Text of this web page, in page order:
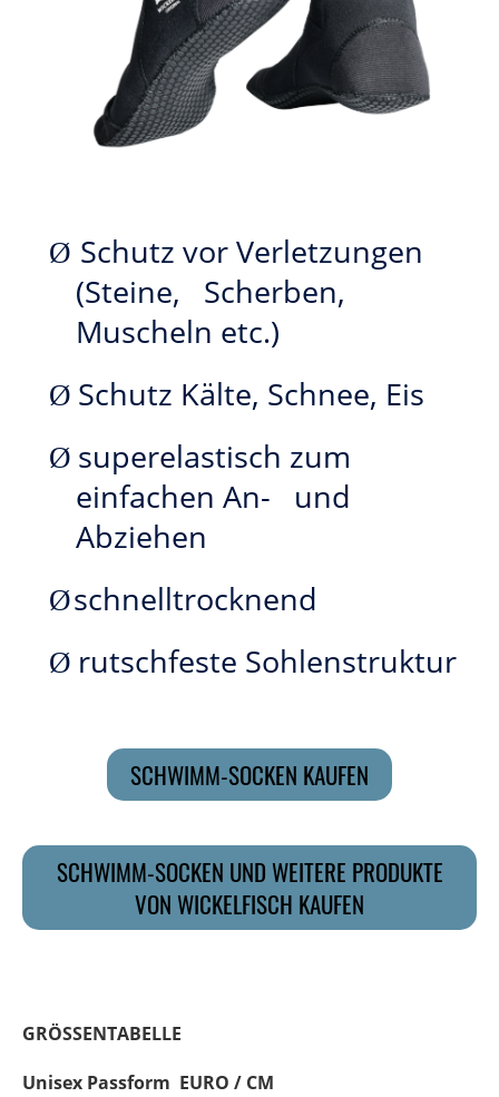
Ø Schutz vor Verletzungen
(Steine, Scherben,
Muscheln etc.)
Ø Schutz Kälte, Schnee, Eis
Ø superelastisch zum
einfachen An- und
Abziehen
Øschnelltrocknend
Ø rutschfeste Sohlenstruktur
SCHWIMM-SOCKEN KAUFEN
SCHWIMM-SOCKEN UND WEITERE PRODUKTE
VON WICKELFISCH KAUFEN
GRÖSSENTABELLE
Unisex Passform EURO / CM